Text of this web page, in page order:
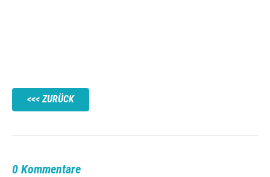
ZURÜCK
0 Kommentare